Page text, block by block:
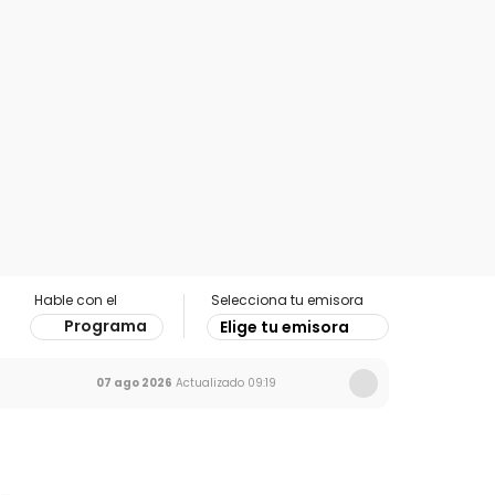
Hable con el
Programa
Selecciona tu emisora
Elige tu emisora
07 ago 2026 Actualizado 09:19